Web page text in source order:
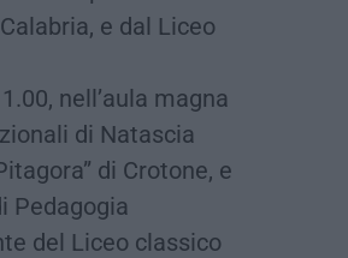
e dal Liceo
nell’aula magna
di Natascia
di Crotone, e
Pedagogia
del Liceo classico